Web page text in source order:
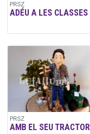
PRSZ
ADÉU A LES CLASSES
PRSZ
AMB EL SEU TRACTOR